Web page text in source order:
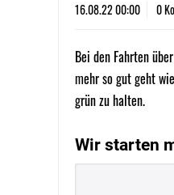
16.08.22 00:00 0
Bei den Fahrten
mehr so gut geht
grün zu halten.
Wir starten